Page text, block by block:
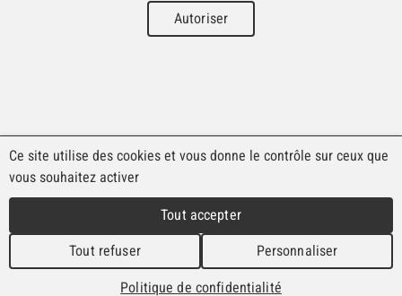
Autoriser
Ce site utilise des cookies et vous donne le contrôle sur ceux que
vous souhaitez activer
Tout accepter
Tout refuser Personnaliser
Politique de confidentialité